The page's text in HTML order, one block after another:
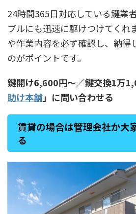
24時間365日対応している鍵業
ブルにも迅速に駆けつけてくれ
や作業内容を必ず確認し、納得
のがポイントです。
鍵開け6,600円〜／鍵交換1万
助け本舗」に問い合わせる
賃貸の場合は管理会社か大
る